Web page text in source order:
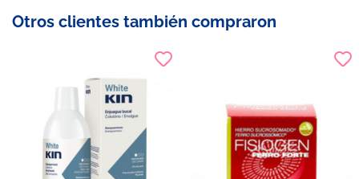
Otros clientes también compraron